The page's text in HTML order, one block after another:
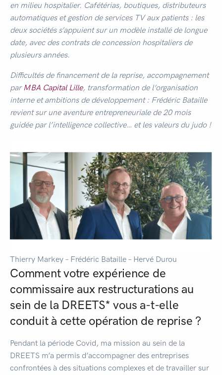
en milieu hospitalier. Cafétérias, boutiques, distributeurs
automatiques et gestion de services TV aux patients : les
deux sociétés s’appuient sur un modèle installé de longue
date, avec des contrats de concession hospitaliers de
plusieurs années.
Difficultés de financement de la reprise, accompagnement
parMBA Capital Lille, transformation de l’organisation
interne et ambitions de développement : Frédéric Bataille
revient sur une aventure entrepreneuriale de 20 mois
guidée par l’intelligence collective… et les valeurs du judo !
Thierry Markey – Frédéric Bataille – Hervé Durou
Comment votre expérience de
commissaire aux restructurations au
sein de la DREETS* vous a-t-elle
conduit à cette opération de reprise ?
Pendant la période Covid, ma mission au sein de la
DREETS m’a permis d’accompagner des entreprises
confrontées à des situations complexes et de travailler sur